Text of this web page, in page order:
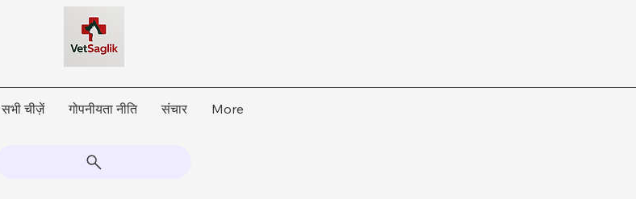
सभी चीज़ें गोपनीयता नीति संचार More